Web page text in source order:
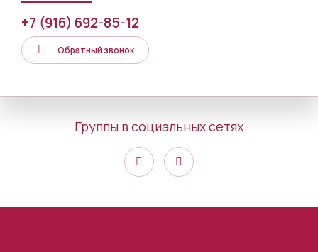
+7 (916) 692-85-12
Обратный звонок
Группы в социальных сетях